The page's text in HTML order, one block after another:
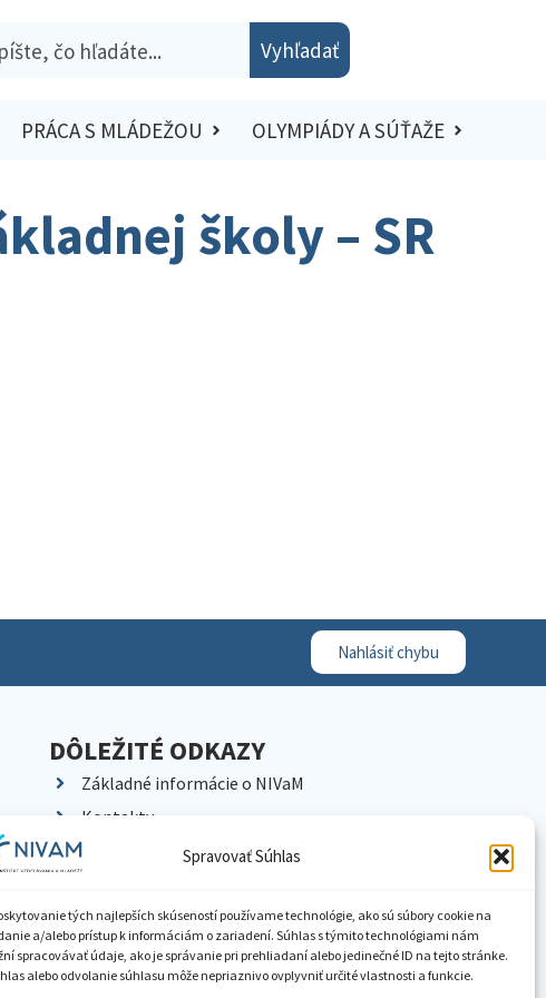
Spravovať Súhlas
tých najlepších skúseností používame technológie, ako sú súbory cookie na
a/alebo prístup k informáciám o zariadení. Súhlas s týmito technológiami nám
spracovávať údaje, ako je správanie pri prehliadaní alebo jedinečné ID na tejto stránke.
alebo odvolanie súhlasu môže nepriaznivo ovplyvniť určité vlastnosti a funkcie.
Vyhľadať
PRÁCA S MLÁDEŽOU OLYMPIÁDY A SÚŤAŽE
školy – SR
Nahlásiť chybu
DÔLEŽITÉ ODKAZY
Základné informácie o NIVaM
Kontakty
Kariéra
Pracoviská NIVaM
Dokumenty inštitúcie
Knižnica